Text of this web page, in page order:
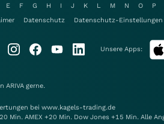
E F G H I J K L M N O P
Datenschutz Datenschutz-Einstellungen
Unsere Apps:
ARIVA gerne.
bei www.kagels-trading.de
Min. AMEX +20 Min. Dow Jones +15 Min. Alle